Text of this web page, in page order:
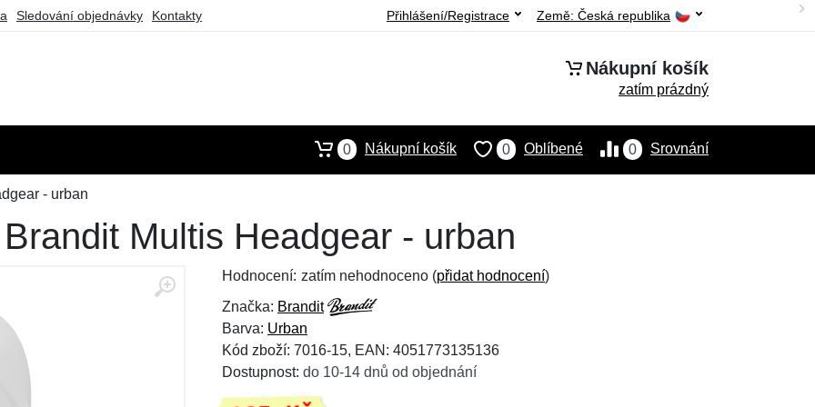
Sledování objednávky Kontakty Země: Česká republika
Přihlášení/Registrace
Nákupní košík
zatím prázdný
0 Srovnání
0 Oblíbené
0 Nákupní košík
- urban
Multis Headgear - urban
Hodnocení: zatím nehodnoceno (přidat hodnocení)
Značka: Brandit
Barva: Urban
Kód zboží: 7016-15, EAN: 4051773135136
Dostupnost: do 10-14 dnů od objednání